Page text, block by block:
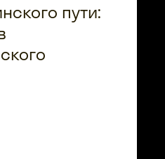
пути: